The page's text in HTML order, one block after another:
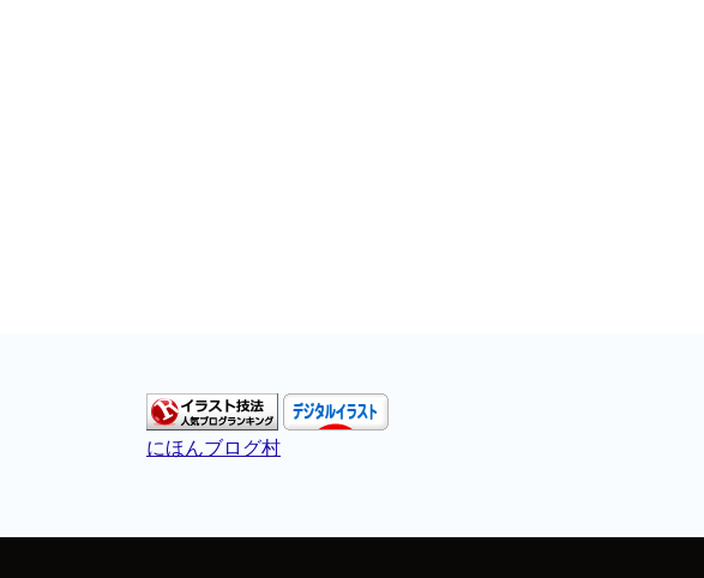
にほんブログ村